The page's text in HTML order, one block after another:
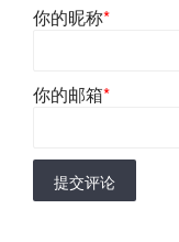
你的昵称*
你的邮箱*
提交评论